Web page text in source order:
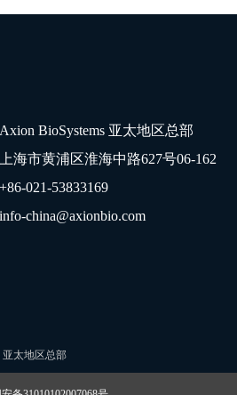
亚太地区总部
Axion BioSystems 亚太地区总部
上海市黄浦区淮海中路627号06-162
+86-021-53833169
info-china@axionbio.com